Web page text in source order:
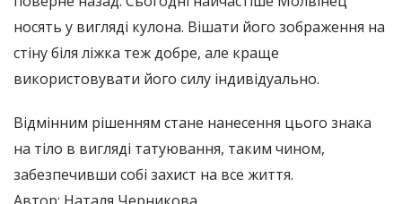
носять у вигляді кулона. Вішати його зображення на
стіну біля ліжка теж добре, але краще
використовувати його силу індивідуально.
Відмінним рішенням стане нанесення цього знака
на тіло в вигляді татуювання, таким чином,
забезпечивши собі захист на все життя.
Автор: Наталя Черникова